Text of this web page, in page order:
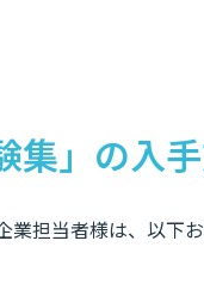
集」の入
業担当者様は、以下